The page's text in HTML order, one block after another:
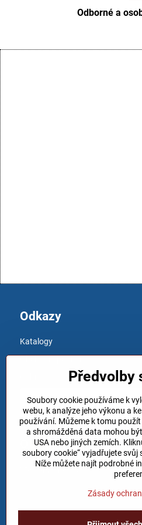
Odborné a
Odkazy
Katalogy
Ochrana osobních údajů
Objednávky
Stav objednávky
Předvolby
Soubory cookie používáme k
webu, k analýze jeho výkonu a
používání. Můžeme k tomu
a shromážděná data mohou
USA nebo jiných zemích.
soubory cookie“ vyjadřujete
Níže můžete najít podrobné
Zásady